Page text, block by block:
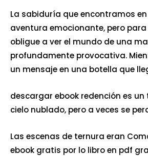
La sabiduría que encontramos
aventura emocionante, pero
obligue a ver el mundo de una
profundamente provocativa.
un mensaje en una botella que
descargar ebook redención es
cielo nublado, pero a veces se
Las escenas de ternura eran
ebook gratis por lo libro en pdf